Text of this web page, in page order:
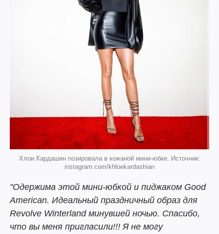
Хлои Кардашян позировала в кожаной мини-юбке. Источник:
instagram.com/khloekardashian
"Одержима этой мини-юбкой и пиджаком Good
American. Идеальный праздничный образ для
Revolve Winterland минувшей ночью. Спасибо,
что вы меня пригласили!!! Я не могу